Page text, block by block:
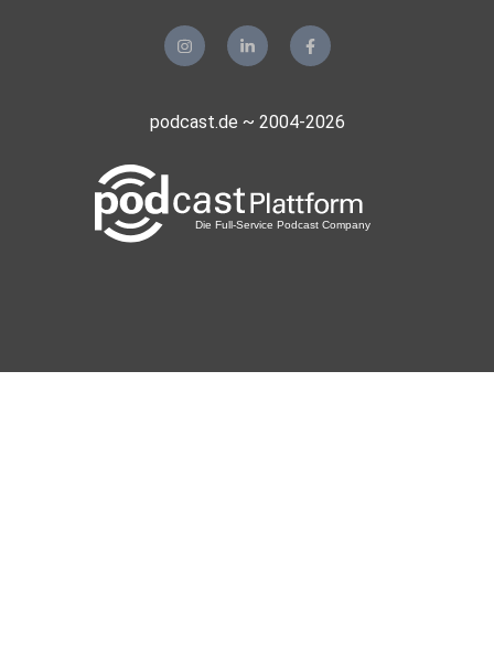
podcast.de ~ 2004-2026